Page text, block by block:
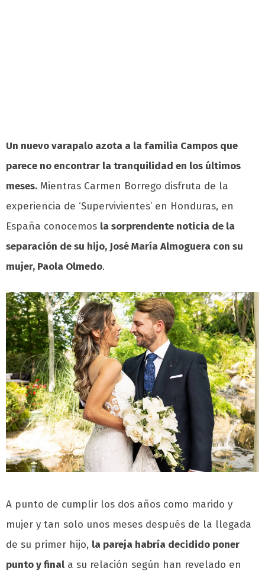
Un nuevo varapalo azota a la familia Campos que
parece no encontrar la tranquilidad en los últimos
meses. Mientras Carmen Borrego disfruta de la
experiencia de ‘Supervivientes’ en Honduras, en
España conocemos la sorprendente noticia de la
separación de su hijo, José María Almoguera con su
mujer, Paola Olmedo.
A punto de cumplir los dos años como marido y
mujer y tan solo unos meses después de la llegada
de su primer hijo, la pareja habría decidido poner
punto y final a su relación según han revelado en